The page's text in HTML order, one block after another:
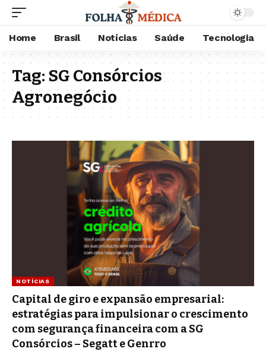
Home Brasil Notícias Saúde Tecnologia
Tag:SG Consórcios
Agronegócio
NOTÍCIAS
Capital de giro e expansão empresarial:
estratégias para impulsionar o crescimento
com segurança financeira com a SG
Consórcios – Segatt e Genrro